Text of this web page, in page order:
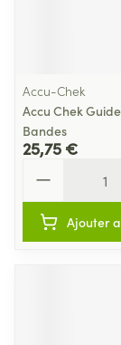
Accu-Chek
Accu Chek
Bandes
25,75 €
Ajouter